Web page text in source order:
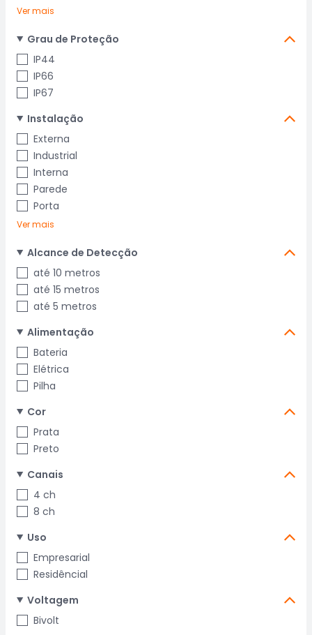
Ver mais
Grau de Proteção
IP44
IP66
IP67
Instalação
Externa
Industrial
Interna
Parede
Porta
Ver mais
Alcance de Detecção
até 10 metros
até 15 metros
até 5 metros
Alimentação
Bateria
Elétrica
Pilha
Cor
Prata
Preto
Canais
4 ch
8 ch
Uso
Empresarial
Residêncial
Voltagem
Bivolt